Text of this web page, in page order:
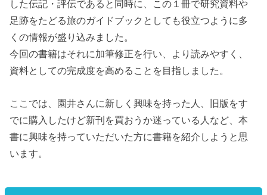
した伝記・評伝であると同時に、この１冊で研究資料や
足跡をたどる旅のガイドブックとしても役立つように多
くの情報が盛り込みました。
今回の書籍はそれに加筆修正を行い、より読みやすく、
資料としての完成度を高めることを目指しました。
ここでは、園井さんに新しく興味を持った人、旧版をす
でに購入したけど新刊を買おうか迷っている人など、本
書に興味を持っていただいた方に書籍を紹介しようと思
います。